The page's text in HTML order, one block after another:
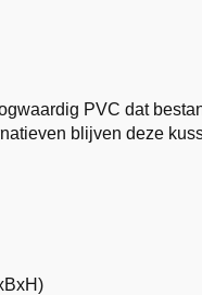
PVC dat
blijven deze